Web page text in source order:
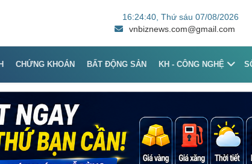
16:24:40, Thứ sáu 07/08/2026
vnbiznews.com@gmail.com
CHỨNG KHOÁN BẤT ĐỘNG SẢN KH - CÔNG NGHỆ